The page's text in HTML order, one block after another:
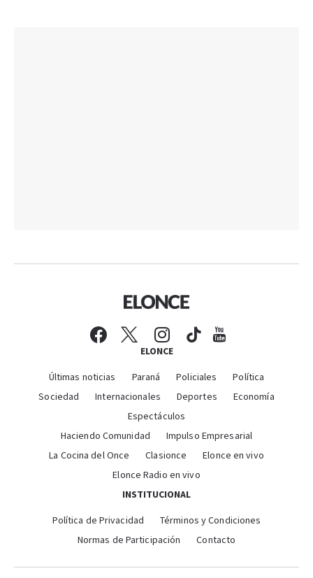
ELONCE
Últimas noticias Paraná Policiales
Política
Sociedad
Internacionales Deportes
Economía
Espectáculos
Haciendo Comunidad
Impulso Empresarial
La Cocina del Once
Clasionce
Elonce en vivo
Elonce Radio en vivo
INSTITUCIONAL
Política de Privacidad
Términos y Condiciones
Normas de Participación
Contacto